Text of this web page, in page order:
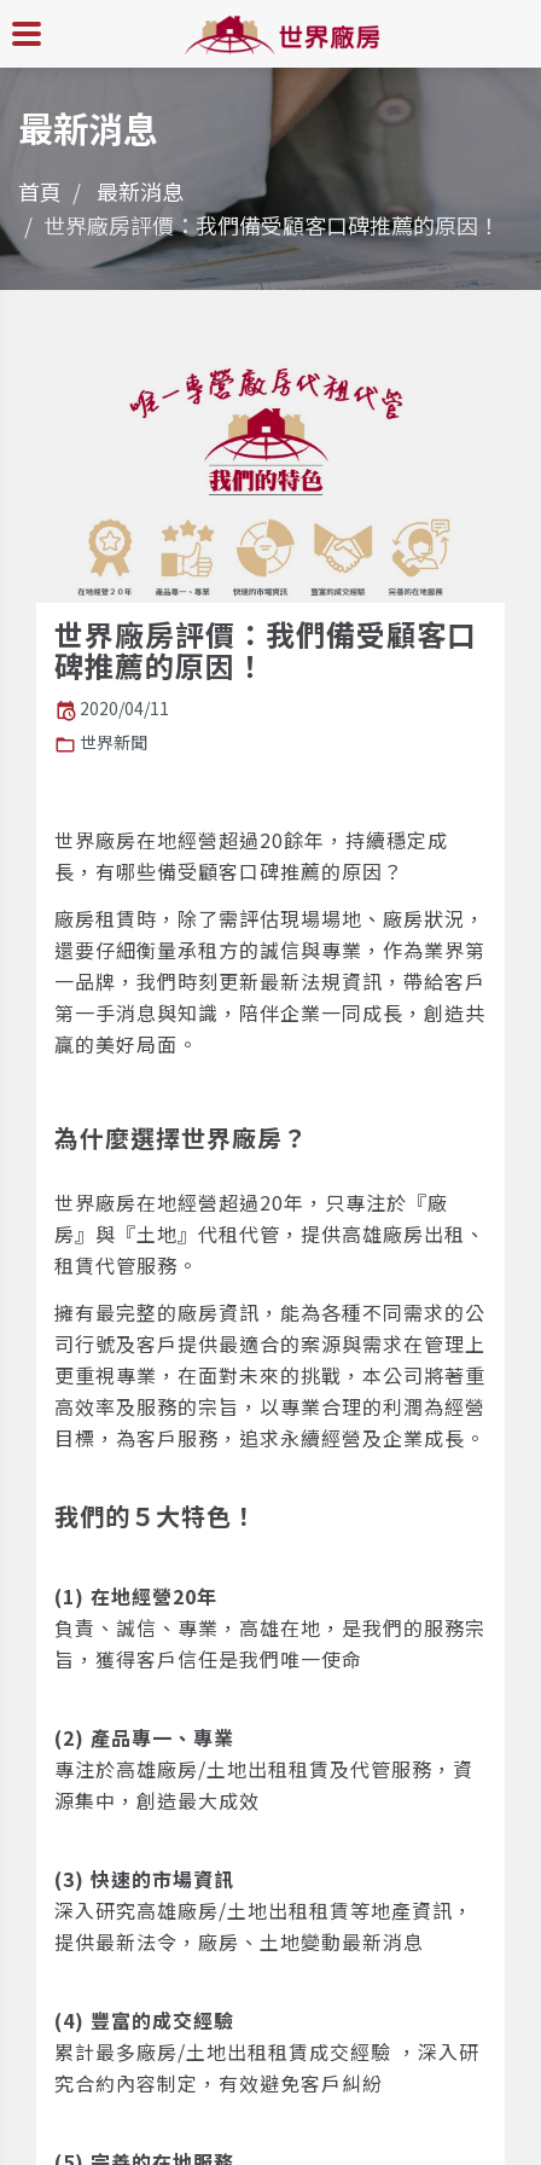
最新消息
首頁
最新消息
世界廠房評價：我們備受顧客口碑推薦的原因！
世界廠房評價：我們備受顧客口
碑推薦的原因！
2020/04/11
世界新聞
世界廠房在地經營超過20餘年，持續穩定成
長，有哪些備受顧客口碑推薦的原因？
廠房租賃時，除了需評估現場場地、廠房狀況，
還要仔細衡量承租方的誠信與專業，作為業界第
一品牌，我們時刻更新最新法規資訊，帶給客戶
第一手消息與知識，陪伴企業一同成長，創造共
贏的美好局面。
為什麼選擇世界廠房？
世界廠房在地經營超過20年，只專注於『廠
房』與『土地』代租代管，提供高雄廠房出租、
租賃代管服務。
擁有最完整的廠房資訊，能為各種不同需求的公
司行號及客戶提供最適合的案源與需求在管理上
更重視專業，在面對未來的挑戰，本公司將著重
高效率及服務的宗旨，以專業合理的利潤為經營
目標，為客戶服務，追求永續經營及企業成長。
我們的５大特色！
(1) 在地經營20年
負責、誠信、專業，高雄在地，是我們的服務宗
旨，獲得客戶信任是我們唯一使命
(2) 產品專一、專業
專注於高雄廠房/土地出租租賃及代管服務，資
源集中，創造最大成效
(3) 快速的市場資訊
深入研究高雄廠房/土地出租租賃等地產資訊，
提供最新法令，廠房、土地變動最新消息
(4) 豐富的成交經驗
累計最多廠房/土地出租租賃成交經驗 ，深入研
究合約內容制定，有效避免客戶糾紛